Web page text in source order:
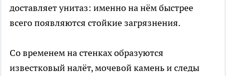
доставляет унитаз: именно на нём быстрее
всего появляются стойкие загрязнения.
Со временем на стенках образуются
известковый налёт, мочевой камень и следы